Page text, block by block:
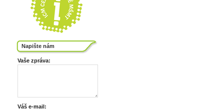
Napište nám
Vaše zpráva:
Váš e-mail: